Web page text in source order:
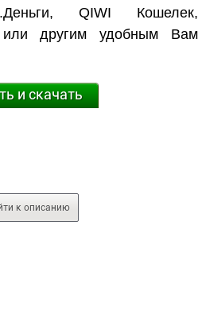
QIWI Кошелек,
или другим удобным Вам
и скачать
к описанию